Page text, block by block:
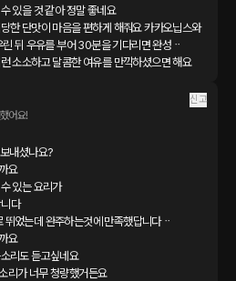
있을 것 같아 정말 좋네요
한 단맛이 마음을 편하게 해줘요 카카오닙스와
린 뒤 우유를 부어 30분을 기다리면 완성ᆢ
소소하고 달콤한 여유를 만끽하셨으면 해요
신고
어요!
내셨나요?
요
있는 요리가
다
뛰었는데 완주하는것에 만족했답니다ᆢ
요
리도 듣고싶네요
리가 너무 청량했거든요